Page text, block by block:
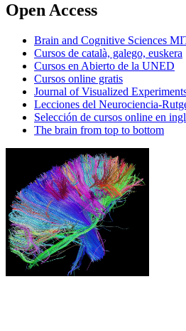
Open Access
Brain and Cognitive Sciences
Cursos de català, galego, euskera
Cursos en Abierto de la UNED
Cursos online gratis
Journal of Visualized
Lecciones del Neurociencia-
Selección de cursos online en
The brain from top to bottom